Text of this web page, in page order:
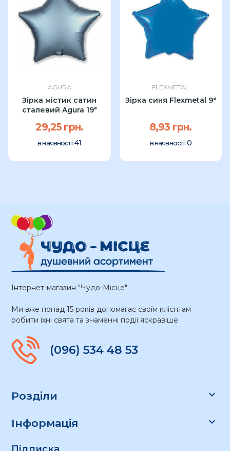
AGURA
Зірка містик сатин
сталевий Agura 19"
29,25 грн.
в наявності:41
FLEXMETAL
Зірка синя Flexmetal 9"
8,93 грн.
в наявності: 0
Інтернет-магазин "Чудо-Місце"
Ми вже понад 15 років допомагає своїм клієнтам
робити їхні свята та знаменні події яскравіше.
(096) 534 48 53
Розділи 
Інформація 